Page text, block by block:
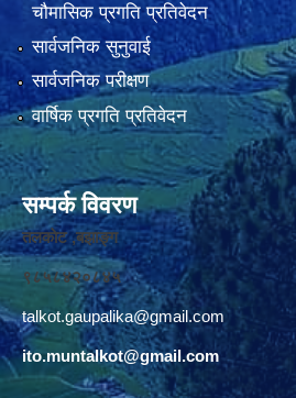
चौमासिक प्रगति प्रतिवेदन
सार्वजनिक सुनुवाई
सार्वजनिक परीक्षण
वार्षिक प्रगति प्रतिवेदन
सम्पर्क विवरण
तलकाेट ,बझाङ्ग
९८५८४२०८४५
talkot.gaupalika@gmail.com
ito.muntalkot@gmail.com